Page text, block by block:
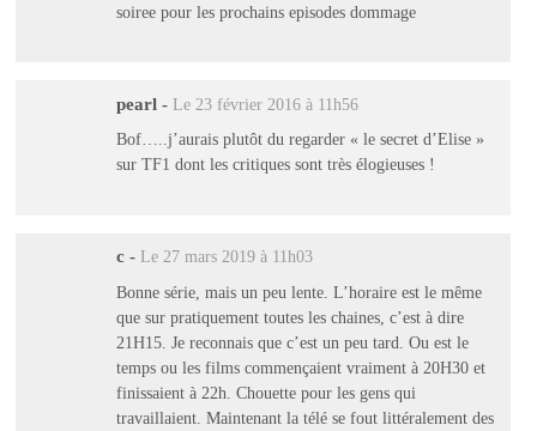
soiree pour les prochains episodes dommage
pearl - Le 23 février 2016 à 11h56
Bof…..j’aurais plutôt du regarder « le secret d’Elise »
sur TF1 dont les critiques sont très élogieuses !
c - Le 27 mars 2019 à 11h03
Bonne série, mais un peu lente. L’horaire est le même
que sur pratiquement toutes les chaines, c’est à dire
21H15. Je reconnais que c’est un peu tard. Ou est le
temps ou les films commençaient vraiment à 20H30 et
finissaient à 22h. Chouette pour les gens qui
travaillaient. Maintenant la télé se fout littéralement des